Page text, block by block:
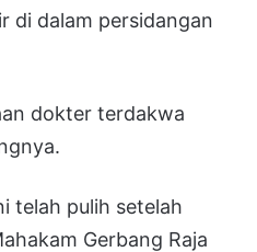
di dalam persidangan
dokter terdakwa
telah pulih setelah
Gerbang Raja